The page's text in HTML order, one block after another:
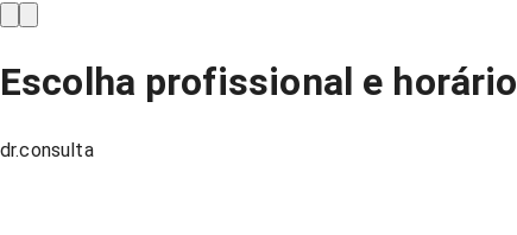
Escolha profissional e horário
dr.consulta